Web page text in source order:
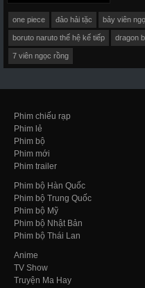
one piece đảo hải tặc bảy viên
boruto naruto thế hệ kế tiếp dragon
7 viên ngọc rồng
Phim chiếu rạp
Phim lẻ
Phim bộ
Phim mới
Phim trailer
Phim bộ Hàn Quốc
Phim bộ Trung Quốc
Phim bộ Mỹ
Phim bộ Nhật Bản
Phim bộ Thái Lan
Anime
TV Show
Truyện Ma Hay